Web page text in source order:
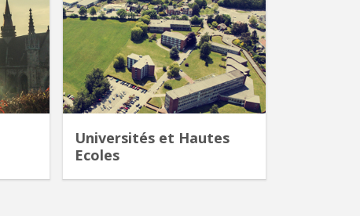
Universités et Hautes
Ecoles